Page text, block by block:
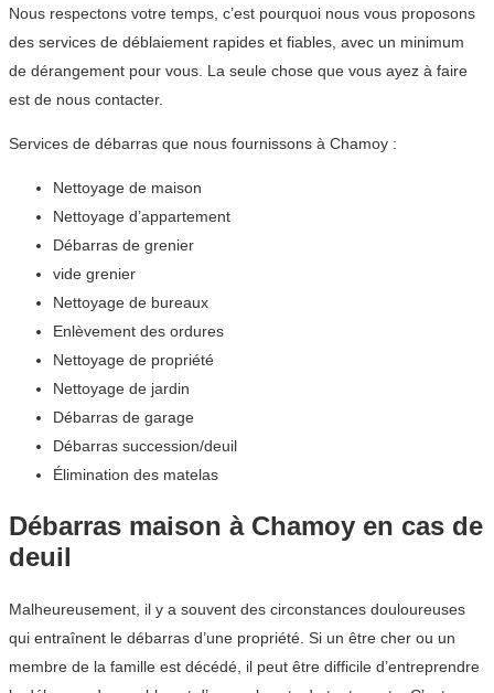
Nous respectons votre temps, c’est pourquoi nous vous proposons
des services de déblaiement rapides et fiables, avec un minimum
de dérangement pour vous. La seule chose que vous ayez à faire
est de nous contacter.
Services de débarras que nous fournissons à Chamoy :
Nettoyage de maison
Nettoyage d’appartement
Débarras de grenier
vide grenier
Nettoyage de bureaux
Enlèvement des ordures
Nettoyage de propriété
Nettoyage de jardin
Débarras de garage
Débarras succession/deuil
Élimination des matelas
Débarras maison à Chamoy en cas de
deuil
Malheureusement, il y a souvent des circonstances douloureuses
qui entraînent le débarras d’une propriété. Si un être cher ou un
membre de la famille est décédé, il peut être difficile d’entreprendre